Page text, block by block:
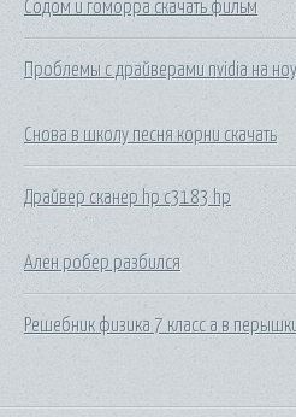
Содом и гоморра скачать фильм
Проблемы с драйверами nvidia на
Снова в школу песня корни скачать
Драйвер сканер hp c3183 hp
Ален робер разбился
Решебник физика 7 класс а в